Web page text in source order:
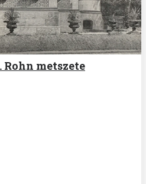
metszete